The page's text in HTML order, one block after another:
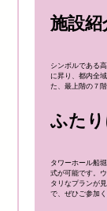
施設紹
シンボルである
に昇り、都内全
た、最上階の７
ふた
タワーホール船
式が可能です。
タリなプランが
で、ぜひご参加く